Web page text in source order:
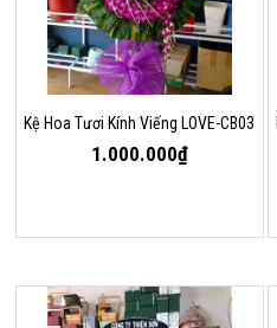
Kệ Hoa Tươi Kính Viếng LOVE-CB03
1.000.000₫